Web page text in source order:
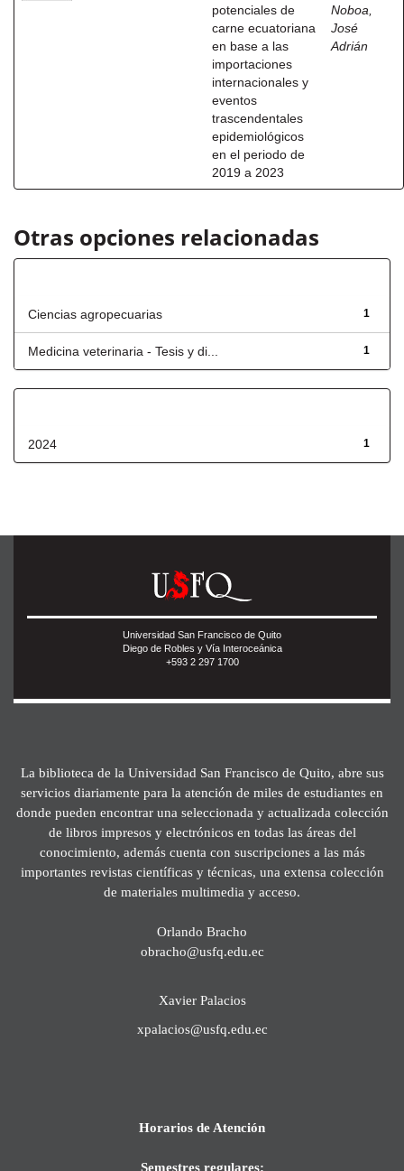
potenciales de
carne ecuatoriana
en base a las
importaciones
internacionales y
eventos
trascendentales
epidemiológicos
en el periodo de
2019 a 2023
Noboa,
José
Adrián
Otras opciones relacionadas
1
Ciencias agropecuarias
1
Medicina veterinaria - Tesis y di...
1
2024
Universidad San Francisco de Quito
Diego de Robles y Vía Interoceánica
+593 2 297 1700
La biblioteca de la Universidad San Francisco de Quito, abre sus
servicios diariamente para la atención de miles de estudiantes en
donde pueden encontrar una seleccionada y actualizada colección
de libros impresos y electrónicos en todas las áreas del
conocimiento, además cuenta con suscripciones a las más
importantes revistas científicas y técnicas, una extensa colección
de materiales multimedia y acceso.
Orlando Bracho
obracho@usfq.edu.ec
Xavier Palacios
xpalacios@usfq.edu.ec
Horarios de Atención
Semestres regulares: